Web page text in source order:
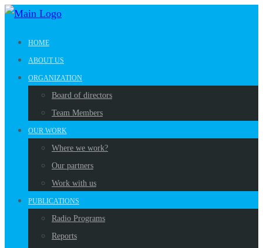
HOME
ABOUT US
ORGANIZATION
Board of directors
Team Members
OUR WORK
Where we work?
Our partners
Work with us
PUBLICATIONS
Radio Programs
Reports